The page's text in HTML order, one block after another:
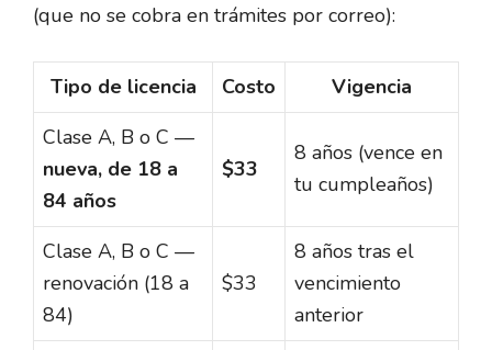
(que no se cobra en trámites por correo):
Tipo de licencia Costo
Vigencia
Clase A, B o C —
nueva, de 18 a
84 años
$33
8 años (vence en
tu cumpleaños)
Clase A, B o C —
renovación (18 a
84)
$33
8 años tras el
vencimiento
anterior